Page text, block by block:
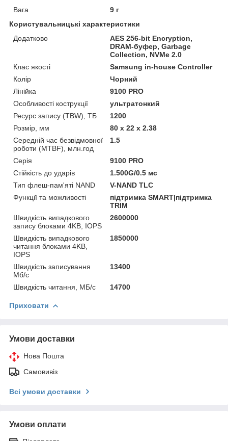
Вага
9 г
Користувальницькі характеристики
Додатково
AES 256-bit Encryption,
DRAM-буфер, Garbage
Collection, NVMe 2.0
Клас якості
Samsung in-house Controller
Колір
Чорний
Лінійка
9100 PRO
Особливості кострукції
ультратонкий
Ресурс запису (TBW), ТБ
1200
Розмір, мм
80 x 22 x 2.38
Середній час безвідмовної
роботи (MTBF), млн.год
1.5
Серія
9100 PRO
Стійкість до ударів
1.500G/0.5 мс
Тип флеш-пам'яті NAND
V-NAND TLC
Функції та можливості
підтримка SMART|підтримка
TRIM
Швидкість випадкового
запису блоками 4KB, IOPS
2600000
Швидкість випадкового
читання блоками 4KB,
IOPS
1850000
Швидкість записування
Мб/с
13400
Швидкість читання, МБ/с 14700
Приховати
Умови доставки
Нова Пошта
Самовивіз
Всі умови доставки
Умови оплати